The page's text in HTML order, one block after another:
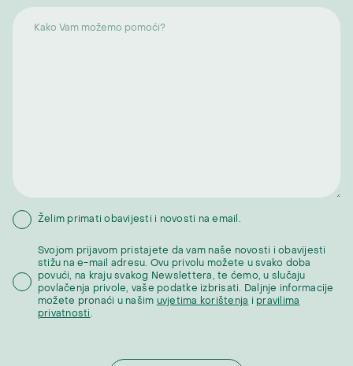
Želim primati obavijesti i novosti na email.
Svojom prijavom pristajete da vam naše novosti i obavijesti
stižu na e-mail adresu. Ovu privolu možete u svako doba
povući, na kraju svakog Newslettera, te ćemo, u slučaju
povlačenja privole, vaše podatke izbrisati. Daljnje informacije
možete pronaći u našim uvjetima korištenja i pravilima
privatnosti.